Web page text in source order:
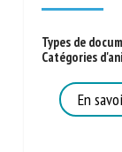
Types de
Catégories
En